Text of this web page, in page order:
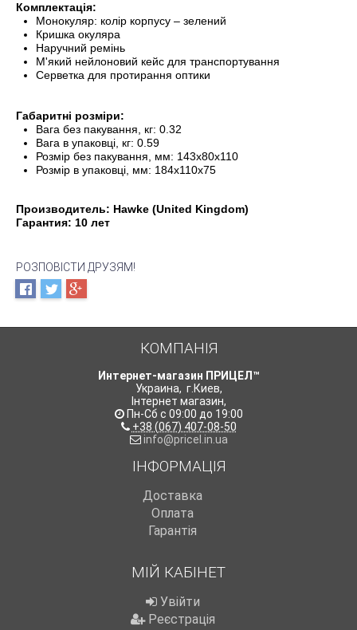
Комплектація:
Монокуляр: колір корпусу – зелений
Кришка окуляра
Наручний ремінь
М'який нейлоновий кейс для транспортування
Серветка для протирання оптики
Габаритні розміри:
Вага без пакування, кг: 0.32
Вага в упаковці, кг: 0.59
Розмір без пакування, мм: 143x80x110
Розмір в упаковці, мм: 184x110x75
Производитель: Hawke (United Kingdom)
Гарантия: 10 лет
РОЗПОВІСТИ ДРУЗЯМ!
КОМПАНІЯ
Интернет-магазин ПРИЦЕЛ™
Украина, г.Киев,
Інтернет магазин,
Пн-Сб с 09:00 до 19:00
+38 (067) 407-08-50
info@pricel.in.ua
ІНФОРМАЦІЯ
Доставка
Оплата
Гарантія
МІЙ КАБІНЕТ
Увійти
Реєстрація